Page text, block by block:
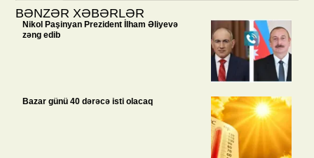
BƏNZƏR XƏBƏRLƏR
Nikol Paşinyan Prezident İlham Əliyevə
zəng edib
Bazar günü 40 dərəcə isti olacaq